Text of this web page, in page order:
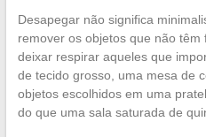
Desapegar não significa
remover os objetos que não
deixar respirar aqueles que
de tecido grosso, uma mesa de
objetos escolhidos em uma
do que uma sala saturada de